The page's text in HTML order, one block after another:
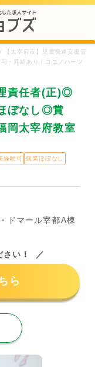
太宰府市】児童発達支援管
・昇給あり｜ココノハーツ
責任者(正)◎
ぼなし◎賞
岡太宰府教室
経験可
残業ほぼなし
ドマール宰都A棟
い！
ら